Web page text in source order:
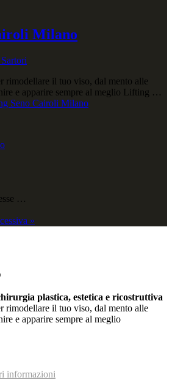
Milano
rimodellare il tuo viso, dal mento alle
e apparire sempre al meglio Lifting …
Seno Cairoli Milano
…
»
plastica, estetica e ricostruttiva
il tuo viso, dal mento alle
e apparire sempre al meglio
informazioni